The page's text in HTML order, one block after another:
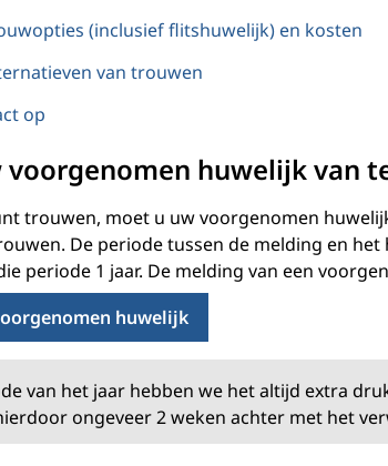
(inclusief flitshuwelijk) en kosten
van trouwen
op
voorgenomen huwelijk van
trouwen, moet u uw voorgenomen
De periode tussen de melding en
periode 1 jaar. De melding van een
huwelijk
van het jaar hebben we het altijd extra
ongeveer 2 weken achter met het